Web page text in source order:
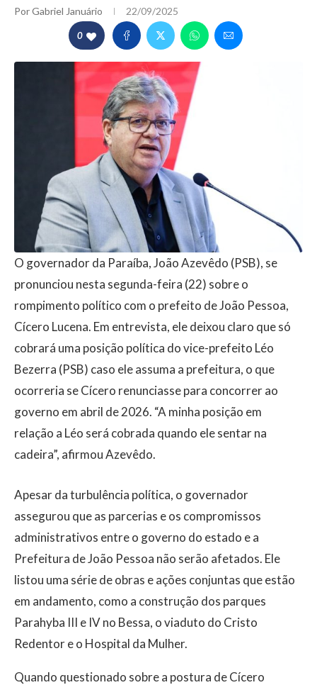
PorGabriel Januário 22/09/2025
0
O governador da Paraíba, João Azevêdo (PSB), se
pronunciou nesta segunda-feira (22) sobre o
rompimento político com o prefeito de João Pessoa,
Cícero Lucena. Em entrevista, ele deixou claro que só
cobrará uma posição política do vice-prefeito Léo
Bezerra (PSB) caso ele assuma a prefeitura, o que
ocorreria se Cícero renunciasse para concorrer ao
governo em abril de 2026. “A minha posição em
relação a Léo será cobrada quando ele sentar na
cadeira”, afirmou Azevêdo.
Apesar da turbulência política, o governador
assegurou que as parcerias e os compromissos
administrativos entre o governo do estado e a
Prefeitura de João Pessoa não serão afetados. Ele
listou uma série de obras e ações conjuntas que estão
em andamento, como a construção dos parques
Parahyba III e IV no Bessa, o viaduto do Cristo
Redentor e o Hospital da Mulher.
Quando questionado sobre a postura de Cícero